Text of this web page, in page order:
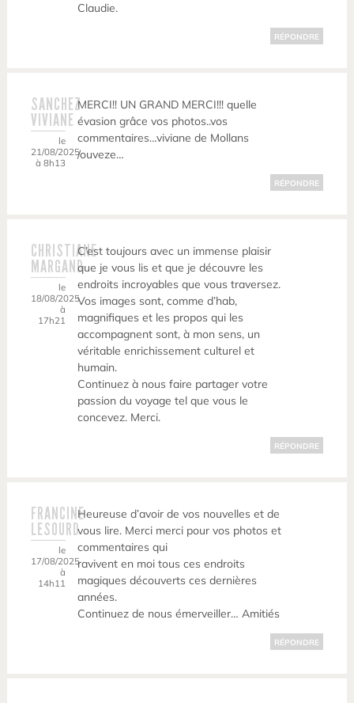
Claudie.
RÉPONDRE
SANCHEZ
VIVIANE
le
21/08/2025
à 8h13
MERCI!! UN GRAND MERCI!!! quelle
évasion grâce vos photos..vos
commentaires…viviane de Mollans
/ouveze…
RÉPONDRE
CHRISTIANE
MARGAND
le
18/08/2025
à
17h21
C’est toujours avec un immense plaisir
que je vous lis et que je découvre les
endroits incroyables que vous traversez.
Vos images sont, comme d’hab,
magnifiques et les propos qui les
accompagnent sont, à mon sens, un
véritable enrichissement culturel et
humain.
Continuez à nous faire partager votre
passion du voyage tel que vous le
concevez. Merci.
RÉPONDRE
FRANCINE
LESOURD
le
17/08/2025
à
14h11
Heureuse d’avoir de vos nouvelles et de
vous lire. Merci merci pour vos photos et
commentaires qui
ravivent en moi tous ces endroits
magiques découverts ces dernières
années.
Continuez de nous émerveiller… Amitiés
RÉPONDRE